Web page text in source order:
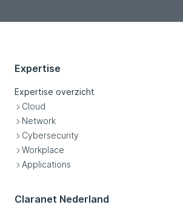
Expertise
Expertise overzicht
Cloud
Network
Cybersecurity
Workplace
Applications
Claranet Nederland